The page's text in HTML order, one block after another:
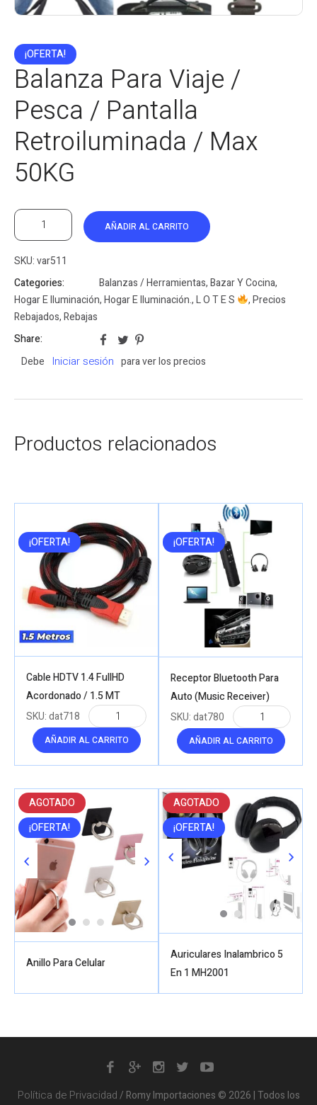
¡OFERTA!
Balanza Para Viaje /
Pesca / Pantalla
Retroiluminada / Max
50KG
AÑADIR AL CARRITO
SKU:var511
Categories:
Balanzas / Herramientas,Bazar Y Cocina,
Hogar E Iluminación,Hogar E Iluminación.,L O T E S ,Precios
Rebajados,Rebajas
Share:
Debe
Iniciar sesión para ver los precios
Productos relacionados
¡OFERTA!
Cable HDTV 1.4 FullHD
Acordonado / 1.5 MT
AÑADIR AL CARRITO
SKU:dat718
¡OFERTA!
Receptor Bluetooth Para
Auto (Music Receiver)
AÑADIR AL CARRITO
SKU:dat780
AGOTADO
¡OFERTA!
Anillo Para Celular
AGOTADO
¡OFERTA!
Auriculares Inalambrico 5
En 1 MH2001
Política de Privacidad/ Romy Importaciones © 2026 | Todos los